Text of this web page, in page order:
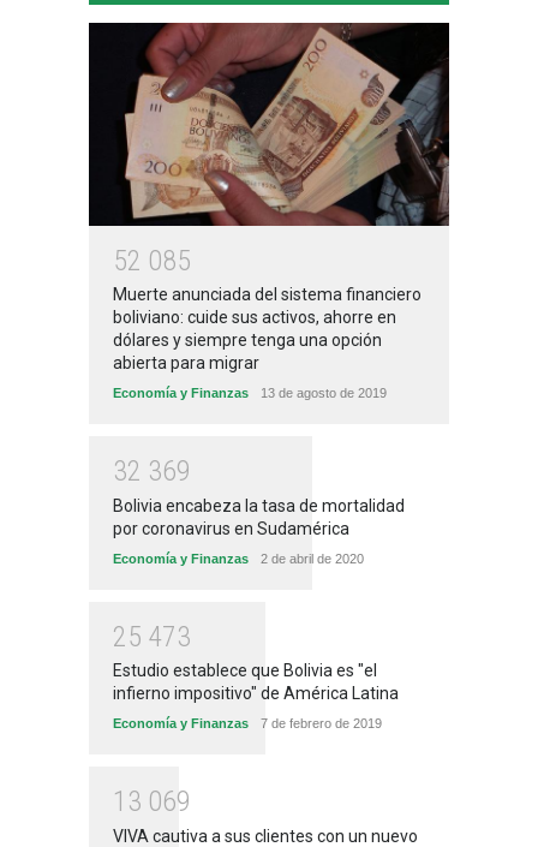
52 085
Muerte anunciada del sistema financiero
boliviano: cuide sus activos, ahorre en
dólares y siempre tenga una opción
abierta para migrar
Economía y Finanzas 13 de agosto de 2019
32 369
Bolivia encabeza la tasa de mortalidad
por coronavirus en Sudamérica
Economía y Finanzas 2 de abril de 2020
25 473
Estudio establece que Bolivia es "el
infierno impositivo" de América Latina
Economía y Finanzas 7 de febrero de 2019
1 3 069
VIVA cautiva a sus clientes con un nuevo